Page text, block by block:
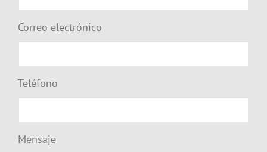
Correo electrónico
Teléfono
Mensaje